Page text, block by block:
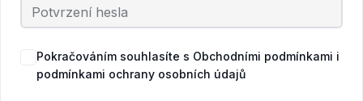
Pokračováním souhlasíte s Obchodními podmínkami i
podmínkami ochrany osobních údajů